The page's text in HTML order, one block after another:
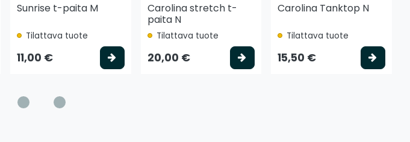
vaihtoehto
Sunrise t-paita M
Tilattava tuote
11,00 € Valitse vaihtoehto
Carolina stretch t-
paita N
Tilattava tuote
20,00 € Valitse vaihtoehto
Carolina Tanktop N
Tilattava tuote
15,50 €